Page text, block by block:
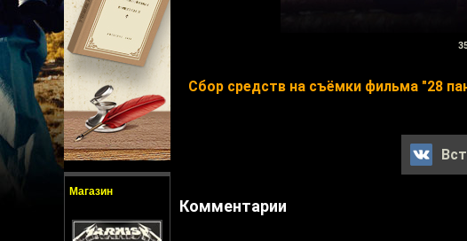
Магазин
Сбор средств на съёмки фильма "28
Комментарии